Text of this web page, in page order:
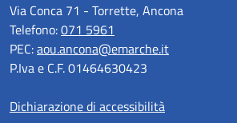
Via Conca 71 - Torrette, Ancona
Telefono:071 5961
PEC:aou.ancona@emarche.it
P.Iva e C.F. 01464630423
Dichiarazione di accessibilità